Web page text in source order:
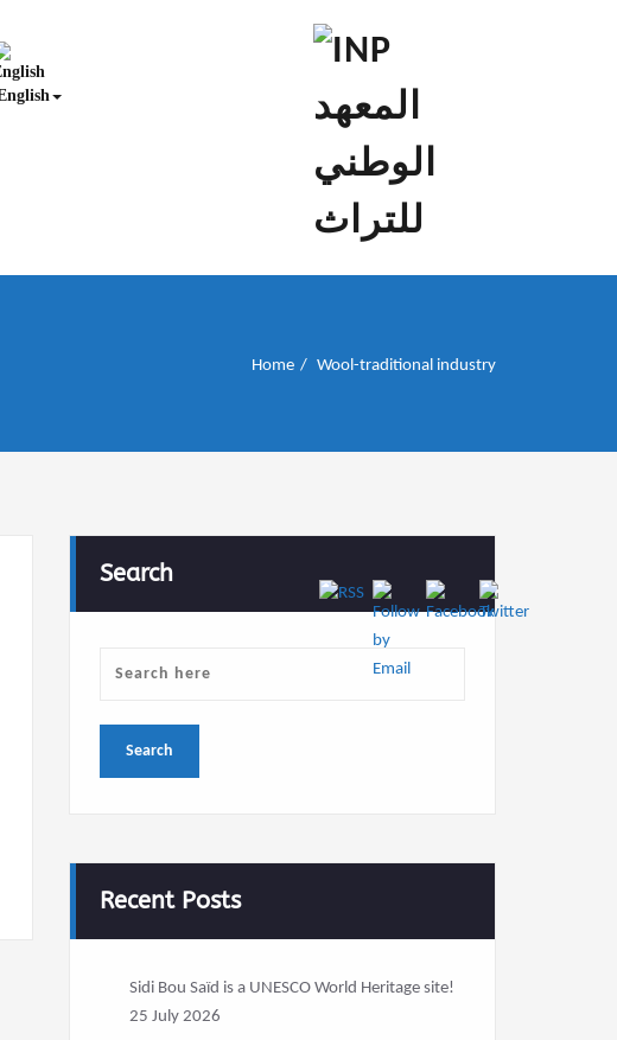
INP المعهد الوطني
للتراث
إن علم الآثار هو أسمى أنواع البحوث
Home Wool-traditional industry
Search
Recent Posts
Sidi Bou Saïd is a UNESCO World Heritage site!
25 July 2026